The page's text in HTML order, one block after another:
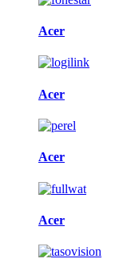
Acer
Acer
Acer
Acer